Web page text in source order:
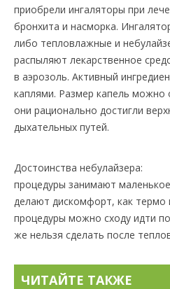
приобрели ингаляторы при
бронхита и насморка.
либо тепловлажные и
распыляют лекарственное
в аэрозоль. Активный
каплями. Размер капель можно
они рационально достигли
дыхательных путей.
Достоинства небулайзера:
процедуры занимают
делают дискомфорт, как термо
процедуры можно сходу идти
же нельзя сделать после
ЧИТАЙТЕ ТАКЖЕ